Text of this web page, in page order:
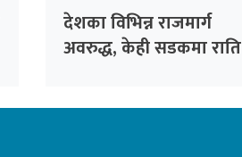
देशका विभिन्न राजमार्ग
अवरुद्ध, केही सडकमा राति